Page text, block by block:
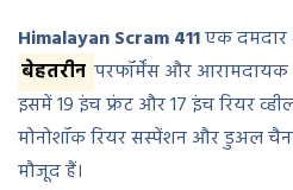
Himalayan Scram 411एक दमदार
बेहतरीन परफॉर्मेंस और आरामदायक
इसमें 19 इंच फ्रंट और 17 इंच रियर
मोनोशॉक रियर सस्पेंशन और डुअल
मौजूद हैं।